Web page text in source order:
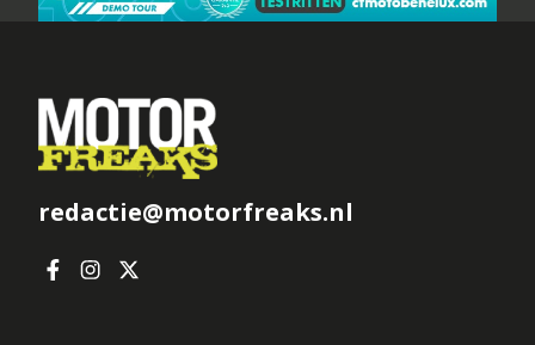
redactie@motorfreaks.nl